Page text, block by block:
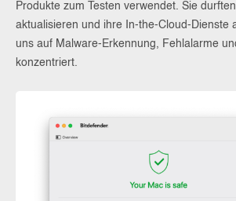
Produkte zum Testen verwendet. Sie
aktualisieren und ihre In-the-Cloud-Dienste
uns auf Malware-Erkennung, Fehlalarme
konzentriert.